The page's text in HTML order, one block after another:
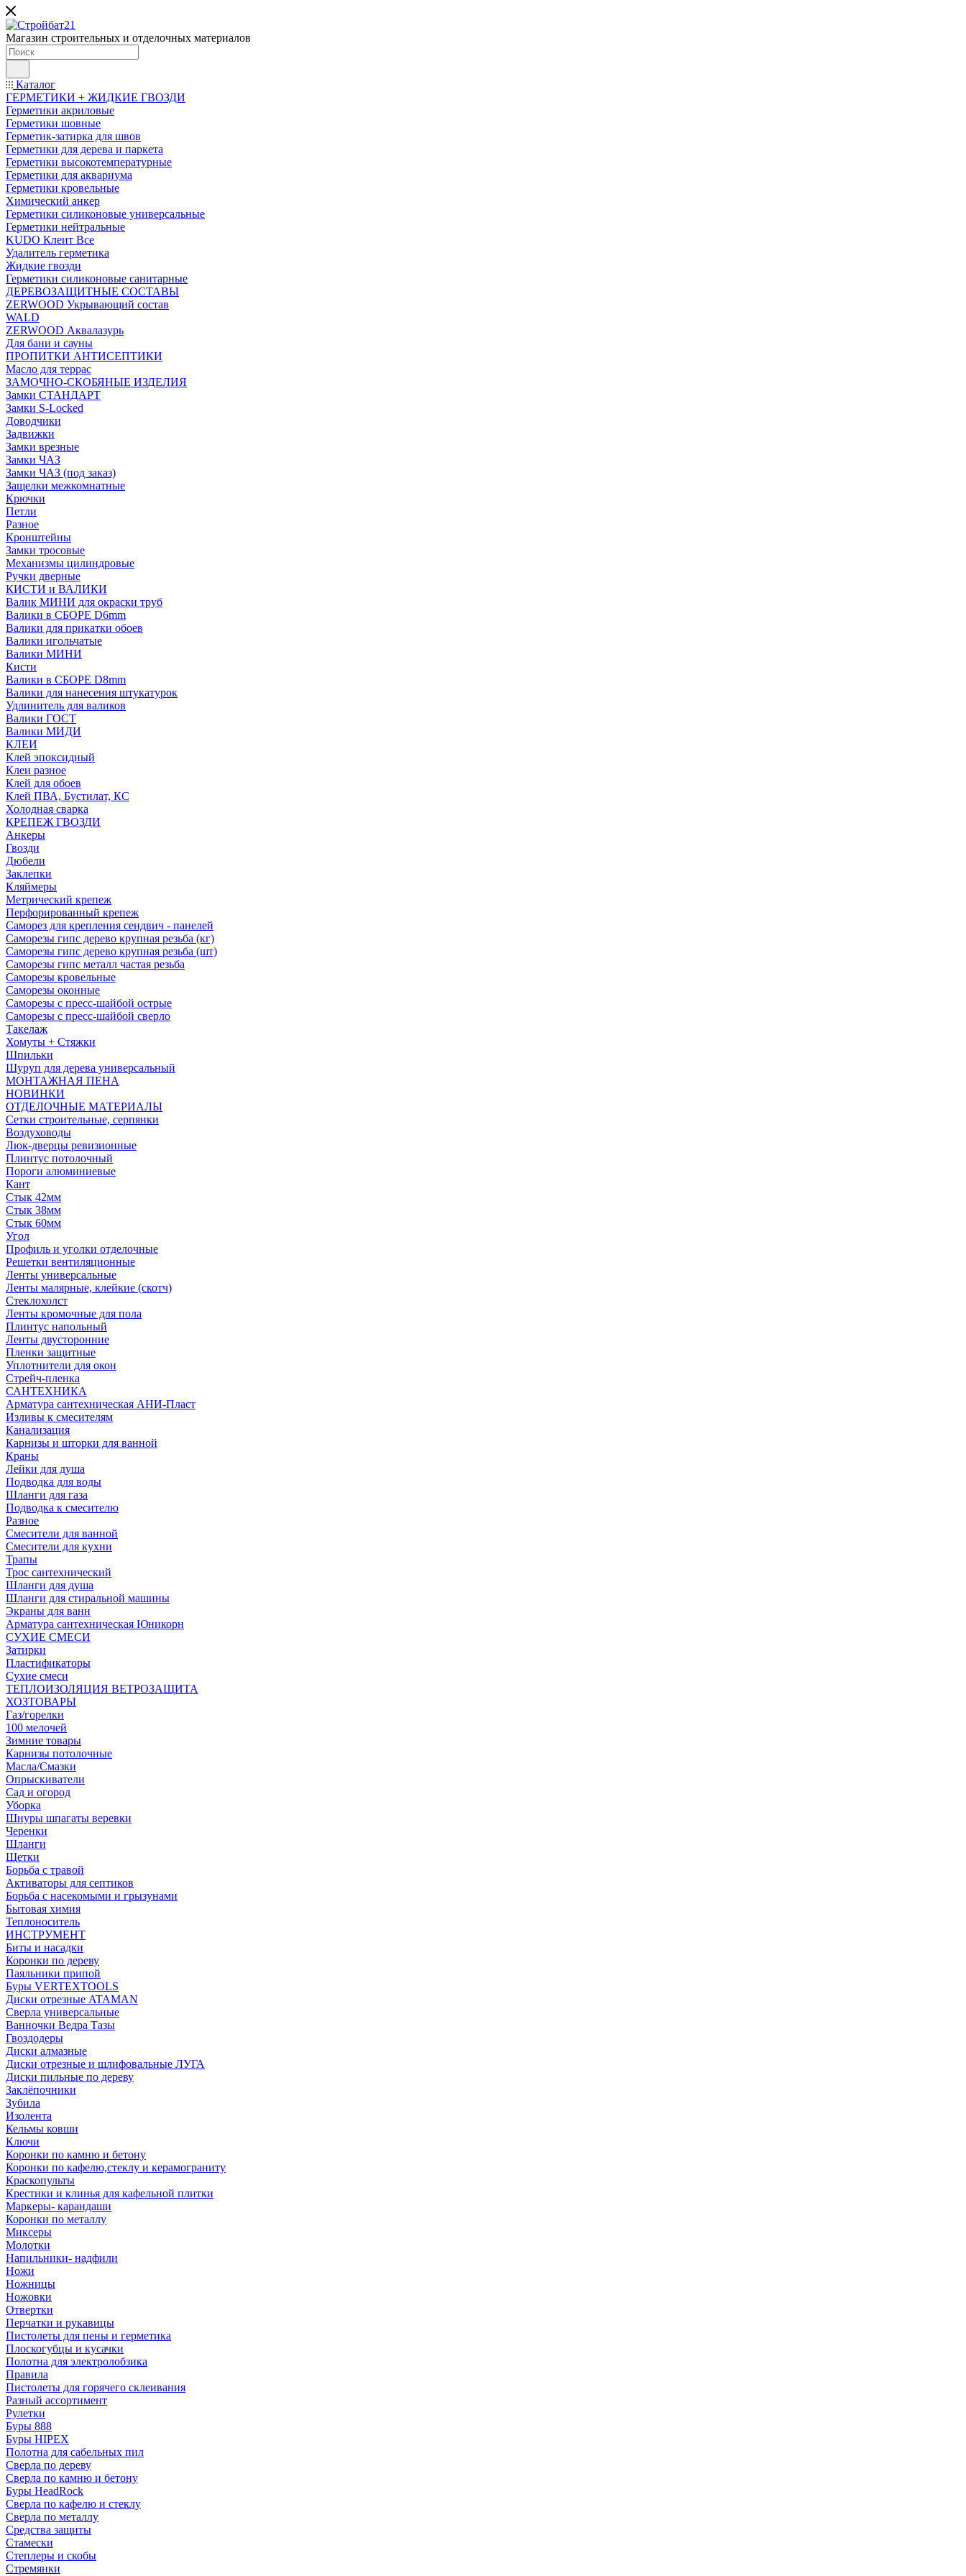
Магазин строительных и отделочных материалов
Каталог
ГЕРМЕТИКИ + ЖИДКИЕ ГВОЗДИ
Герметики акриловые
Герметики шовные
Герметик-затирка для швов
Герметики для дерева и паркета
Герметики высокотемпературные
Герметики для аквариума
Герметики кровельные
Химический анкер
Герметики силиконовые универсальные
Герметики нейтральные
KUDO Клеит Все
Удалитель герметика
Жидкие гвозди
Герметики силиконовые санитарные
ДЕРЕВОЗАЩИТНЫЕ СОСТАВЫ
ZERWOOD Укрывающий состав
WALD
ZERWOOD Аквалазурь
Для бани и сауны
ПРОПИТКИ АНТИСЕПТИКИ
Масло для террас
ЗАМОЧНО-СКОБЯНЫЕ ИЗДЕЛИЯ
Замки СТАНДАРТ
Замки S-Locked
Доводчики
Задвижки
Замки врезные
Замки ЧАЗ
Замки ЧАЗ (под заказ)
Защелки межкомнатные
Крючки
Петли
Разное
Кронштейны
Замки тросовые
Механизмы цилиндровые
Ручки дверные
КИСТИ и ВАЛИКИ
Валик МИНИ для окраски труб
Валики в СБОРЕ D6mm
Валики для прикатки обоев
Валики игольчатые
Валики МИНИ
Кисти
Валики в СБОРЕ D8mm
Валики для нанесения штукатурок
Удлинитель для валиков
Валики ГОСТ
Валики МИДИ
КЛЕИ
Клей эпоксидный
Клеи разное
Клей для обоев
Клей ПВА, Бустилат, КС
Холодная сварка
КРЕПЕЖ ГВОЗДИ
Анкеры
Гвозди
Дюбели
Заклепки
Кляймеры
Метрический крепеж
Перфорированный крепеж
Саморез для крепления сендвич - панелей
Саморезы гипс дерево крупная резьба (кг)
Саморезы гипс дерево крупная резьба (шт)
Саморезы гипс металл частая резьба
Саморезы кровельные
Саморезы оконные
Саморезы с пресс-шайбой острые
Саморезы с пресс-шайбой сверло
Такелаж
Хомуты + Стяжки
Шпильки
Шуруп для дерева универсальный
МОНТАЖНАЯ ПЕНА
НОВИНКИ
ОТДЕЛОЧНЫЕ МАТЕРИАЛЫ
Сетки строительные, серпянки
Воздуховоды
Люк-дверцы ревизионные
Плинтус потолочный
Пороги алюминиевые
Кант
Стык 42мм
Стык 38мм
Стык 60мм
Угол
Профиль и уголки отделочные
Решетки вентиляционные
Ленты универсальные
Ленты малярные, клейкие (скотч)
Стеклохолст
Ленты кромочные для пола
Плинтус напольный
Ленты двусторонние
Пленки защитные
Уплотнители для окон
Стрейч-пленка
САНТЕХНИКА
Арматура сантехническая АНИ-Пласт
Изливы к смесителям
Канализация
Карнизы и шторки для ванной
Краны
Лейки для душа
Подводка для воды
Шланги для газа
Подводка к смесителю
Разное
Смесители для ванной
Смесители для кухни
Трапы
Трос сантехнический
Шланги для душа
Шланги для стиральной машины
Экраны для ванн
Арматура сантехническая Юникорн
СУХИЕ СМЕСИ
Затирки
Пластификаторы
Сухие смеси
ТЕПЛОИЗОЛЯЦИЯ ВЕТРОЗАЩИТА
ХОЗТОВАРЫ
Газ/горелки
100 мелочей
Зимние товары
Карнизы потолочные
Масла/Смазки
Опрыскиватели
Сад и огород
Уборка
Шнуры шпагаты веревки
Черенки
Шланги
Щетки
Борьба с травой
Активаторы для септиков
Борьба с насекомыми и грызунами
Бытовая химия
Теплоноситель
ИНСТРУМЕНТ
Биты и насадки
Коронки по дереву
Паяльники припой
Буры VERTEXTOOLS
Диски отрезные ATAMAN
Сверла универсальные
Ванночки Ведра Тазы
Гвоздодеры
Диски алмазные
Диски отрезные и шлифовальные ЛУГА
Диски пильные по дереву
Заклёпочники
Зубила
Изолента
Кельмы ковши
Ключи
Коронки по камню и бетону
Коронки по кафелю,стеклу и керамограниту
Краскопульты
Крестики и клинья для кафельной плитки
Маркеры- карандаши
Коронки по металлу
Миксеры
Молотки
Напильники- надфили
Ножи
Ножницы
Ножовки
Отвертки
Перчатки и рукавицы
Пистолеты для пены и герметика
Плоскогубцы и кусачки
Полотна для электролобзика
Правила
Пистолеты для горячего склеивания
Разный ассортимент
Рулетки
Буры 888
Буры HIPEX
Полотна для сабельных пил
Сверла по дереву
Сверла по камню и бетону
Буры HeadRock
Сверла по кафелю и стеклу
Сверла по металлу
Средства защиты
Стамески
Степлеры и скобы
Стремянки